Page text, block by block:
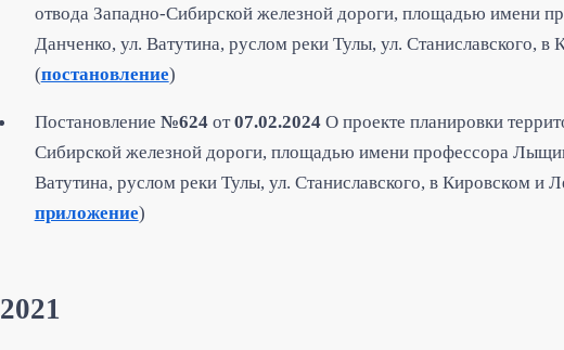
отвода Западно-Сибирской железной дороги, площадью имени
Данченко, ул. Ватутина, руслом реки Тулы, ул. Станиславского,
(постановление)
Постановление №624от07.02.2024О проекте планировки
Сибирской железной дороги, площадью имени профессора
Ватутина, руслом реки Тулы, ул. Станиславского, в Кировском и
приложение)
2021